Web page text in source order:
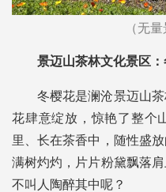
（无
景迈山茶林文化景区
冬樱花是澜沧景迈山
花肆意绽放，惊艳了整个
里、长在茶香中，随性盛
满树灼灼，片片粉黛飘落
不叫人陶醉其中呢？